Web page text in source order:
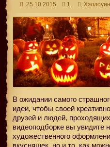
25.10.2015 1 Хэллоуин
В ожидании самого
идеи, чтобы своей
друзей и людей,
видеоподборке вы увидите
художественного
вкусняшек, но и то, как